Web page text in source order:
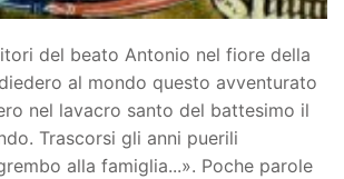
del beato Antonio nel fiore della
al mondo questo avventurato
nel lavacro santo del battesimo il
Trascorsi gli anni puerili
alla famiglia...». Poche parole